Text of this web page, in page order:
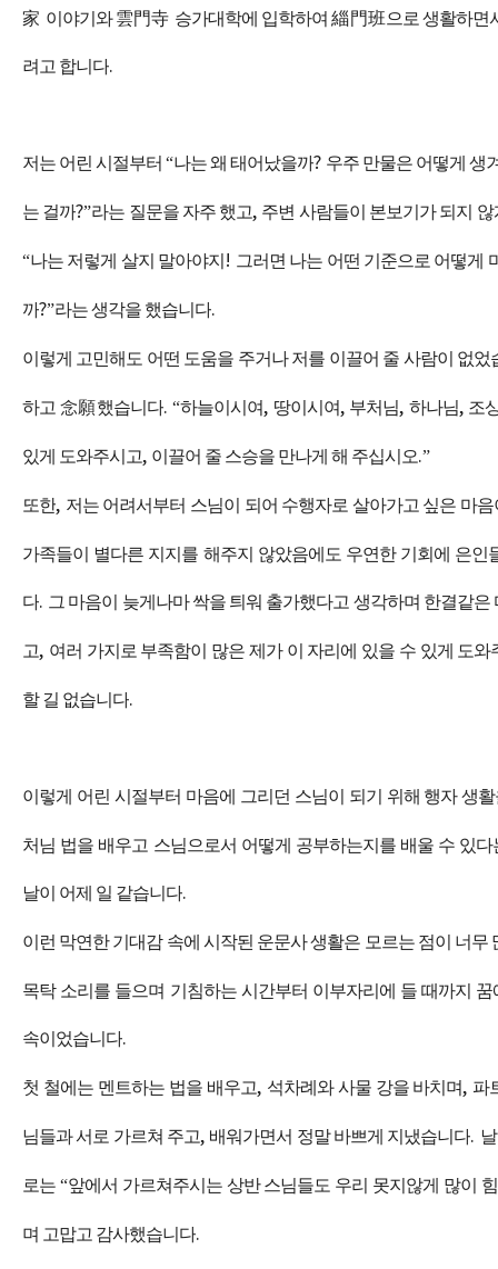
家 이야기와雲門寺 승가대학에 입학하여緇門班으로 생활하면
려고 합니다.
저는 어린 시절부터 “나는 왜 태어났을까? 우주 만물은 어떻게 생
는 걸까?”라는 질문을 자주 했고, 주변 사람들이 본보기가 되지
“나는 저렇게 살지 말아야지 ! 그러면 나는 어떤 기준으로 어떻게
까?”라는 생각을 했습니다.
이렇게 고민해도 어떤 도움을 주거나 저를 이끌어 줄 사람이 없었
하고 念願했습니다. “하늘이시여, 땅이시여, 부처님, 하나님, 조
있게 도와주시고, 이끌어 줄 스승을 만나게 해 주십시오.”
또한, 저는 어려서부터 스님이 되어 수행자로 살아가고 싶은 마
가족들이 별다른 지지를 해주지 않았음에도 우연한 기회에 은
다. 그 마음이 늦게나마 싹을 틔워 출가했다고 생각하며 한결같
고, 여러 가지로 부족함이 많은 제가 이 자리에 있을 수 있게 도
할 길 없습니다.
이렇게 어린 시절부터 마음에 그리던 스님이 되기 위해 행자 생
처님 법을 배우고 스님으로서 어떻게 공부하는지를 배울 수 있
날이 어제 일 같습니다.
이런 막연한 기대감 속에 시작된 운문사 생활은 모르는 점이 너무
목탁 소리를 들으며 기침하는 시간부터 이부자리에 들 때까지
속이었습니다.
첫 철에는 멘트하는 법을 배우고, 석차례와 사물 강을 바치며, 파
님들과 서로 가르쳐 주고, 배워가면서 정말 바쁘게 지냈습니다.
로는 “앞에서 가르쳐주시는 상반 스님들도 우리 못지않게 많이
며 고맙고 감사했습니다.